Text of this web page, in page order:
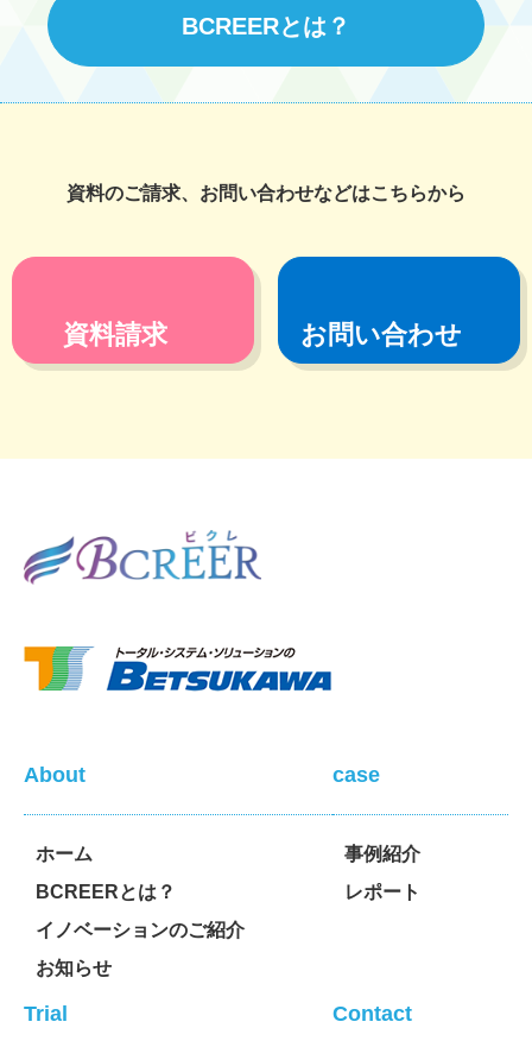
BCREERとは？
資料のご請求、お問い合わせなどはこちらから
資料請求 お問い合わせ
About
ホーム
BCREERとは？
イノベーションのご紹介
お知らせ
case
事例紹介
レポート
Trial Contact